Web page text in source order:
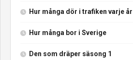
Hur många dör i trafiken varje år
Hur många bor i Sverige
Den som dräper säsong 1